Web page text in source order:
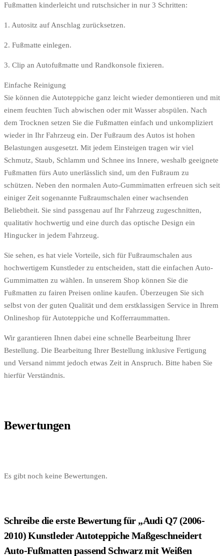
Fußmatten kinderleicht und rutschsicher in nur 3 Schritten:
1. Autositz auf Anschlag zurücksetzen.
2. Fußmatte einlegen.
3. Clip an Autofußmatte und Randkonsole fixieren.
Einfache Reinigung
Sie können die Autoteppiche ganz leicht wieder demontieren und mit
einem feuchten Tuch abwischen oder mit Wasser abspülen. Nach
dem Trocknen setzen Sie die Fußmatten einfach und unkompliziert
wieder in Ihr Fahrzeug ein. Der Fußraum des Autos ist hohen
Belastungen ausgesetzt. Mit jedem Einsteigen tragen wir viel
Schmutz, Staub, Schlamm und Schnee ins Innere, weshalb geeignete
Fußmatten fürs Auto unerlässlich sind, um den Fußraum zu
schützen. Neben den normalen Auto-Gummimatten erfreuen sich seit
einiger Zeit sogenannte Fußraumschalen einer wachsenden
Beliebtheit. Sie sind passgenau auf Ihr Fahrzeug zugeschnitten,
qualitativ hochwertig und eine durch das optische Design ein
Hingucker in jedem Fahrzeug.
Sie sehen, es hat viele Vorteile, sich für Fußraumschalen aus
hochwertigem Kunstleder zu entscheiden, statt die einfachen Auto-
Gummimatten zu wählen. In unserem Shop können Sie die
Fußmatten zu fairen Preisen online kaufen. Überzeugen Sie sich
selbst von der guten Qualität und dem erstklassigen Service in Ihrem
Onlineshop für Autoteppiche und Kofferraummatten.
Wir garantieren Ihnen dabei eine schnelle Bearbeitung Ihrer
Bestellung. Die Bearbeitung Ihrer Bestellung inklusive Fertigung
und Versand nimmt jedoch etwas Zeit in Anspruch. Bitte haben Sie
hierfür Verständnis.
Bewertungen
Es gibt noch keine Bewertungen.
Schreibe die erste Bewertung für „Audi Q7 (2006-
2010) Kunstleder Autoteppiche Maßgeschneidert
Auto-Fußmatten passend Schwarz mit Weißen